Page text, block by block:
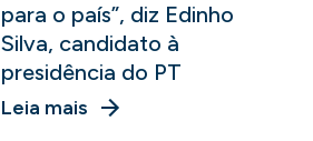
para o país”, diz Edinho
Silva, candidato à
presidência do PT
Leia mais